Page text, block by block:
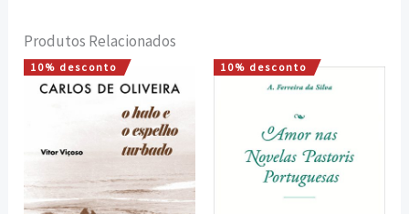
Produtos Relacionados
10% desconto
O
preço
O
preço
atual
é:
13,50 €.
10% desconto
O
preço
era:
18,00 €.
O
preço
16,20 €.